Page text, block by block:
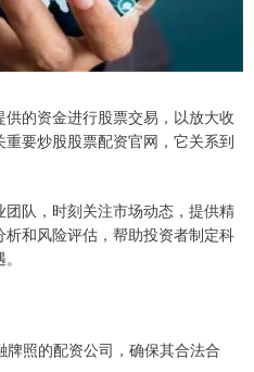
的资金进行股票交易，以放大收
要炒股股票配资官网，它关系到
队，时刻关注市场动态，提供精
和风险评估，帮助投资者制定科
照的配资公司，确保其合法合